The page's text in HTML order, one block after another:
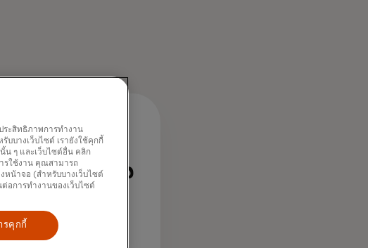
หมื่น
าน
ระสิทธิภาพการทำงาน
บางเว็บไซต์ เรายังใช้คุกกี้
น ๆ และเว็บไซต์อื่น คลิก
รใช้งาน คุณสามารถ
หน้าจอ (สำหรับบางเว็บไซต์
อการทำงานของเว็บไซต์
รคุกกี้